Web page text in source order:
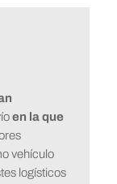
en la que
vehículo
logísticos